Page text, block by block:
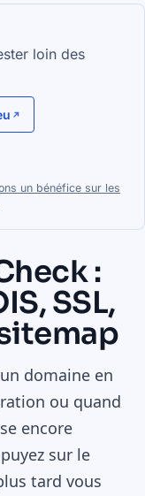
loin des
un bénéfice sur les
:
SSL,
domaine en
ou quand
encore
sur le
tard vous